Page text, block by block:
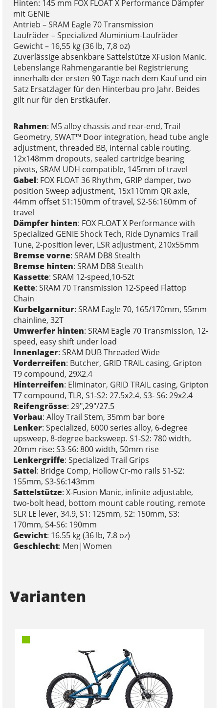
Hinten: 145 mm FOX FLOAT X Performance Dämpfer
mit GENIE
Antrieb – SRAM Eagle 70 Transmission
Laufräder – Specialized Aluminium-Laufräder
Gewicht – 16,55 kg (36 lb, 7,8 oz)
Zuverlässige absenkbare Sattelstütze XFusion Manic.
Lebenslange Rahmengarantie bei Registrierung
innerhalb der ersten 90 Tage nach dem Kauf und ein
Satz Ersatzlager für den Hinterbau pro Jahr. Beides
gilt nur für den Erstkäufer.
Rahmen: M5 alloy chassis and rear-end, Trail
Geometry, SWAT™ Door integration, head tube angle
adjustment, threaded BB, internal cable routing,
12x148mm dropouts, sealed cartridge bearing
pivots, SRAM UDH compatible, 145mm of travel
Gabel: FOX FLOAT 36 Rhythm, GRIP damper, two
position Sweep adjustment, 15x110mm QR axle,
44mm offset S1:150mm of travel, S2-S6:160mm of
travel
Dämpfer hinten: FOX FLOAT X Performance with
Specialized GENIE Shock Tech, Ride Dynamics Trail
Tune, 2-position lever, LSR adjustment, 210x55mm
Bremse vorne: SRAM DB8 Stealth
Bremse hinten: SRAM DB8 Stealth
Kassette: SRAM 12-speed,10-52t
Kette: SRAM 70 Transmission 12-Speed Flattop
Chain
Kurbelgarnitur: SRAM Eagle 70, 165/170mm, 55mm
chainline, 32T
Umwerfer hinten: SRAM Eagle 70 Transmission, 12-
speed, easy shift under load
Innenlager: SRAM DUB Threaded Wide
Vorderreifen: Butcher, GRID TRAIL casing, Gripton
T9 compound, 29X2.4
Hinterreifen: Eliminator, GRID TRAIL casing, Gripton
T7 compound, TLR, S1-S2: 27.5x2.4, S3- S6: 29x2.4
Reifengrösse: 29",29"/27.5
Vorbau: Alloy Trail Stem, 35mm bar bore
Lenker: Specialized, 6000 series alloy, 6-degree
upsweep, 8-degree backsweep. S1-S2: 780 width,
20mm rise: S3-S6: 800 width, 50mm rise
Lenkergriffe: Specialized Trail Grips
Sattel: Bridge Comp, Hollow Cr-mo rails S1-S2:
155mm, S3-S6:143mm
Sattelstütze: X-Fusion Manic, infinite adjustable,
two-bolt head, bottom mount cable routing, remote
SLR LE lever, 34.9, S1: 125mm, S2: 150mm, S3:
170mm, S4-S6: 190mm
Gewicht: 16.55 kg (36 lb, 7.8 oz)
Geschlecht: Men|Women
Varianten